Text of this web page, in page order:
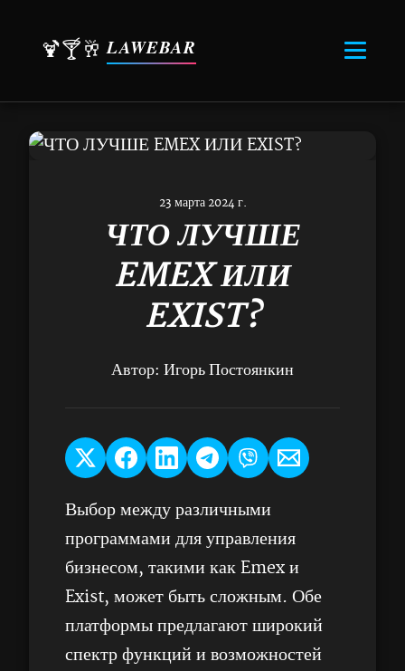
🍹🍸🥂 LAWEBAR
23 марта 2024 г.
ЧТО ЛУЧШЕ
EMEX ИЛИ
EXIST?
Автор: Игорь Постоянкин
Выбор между различными
программами для управления
бизнесом, такими как Emex и
Exist, может быть сложным. Обе
платформы предлагают широкий
спектр функций и возможностей